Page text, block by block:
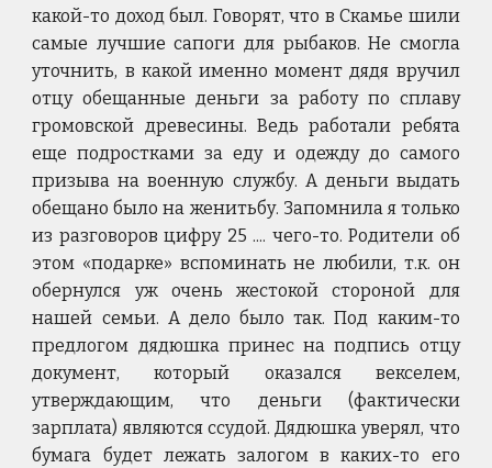
какой-то доход был. Говорят, что в Скамье шили
самые лучшие сапоги для рыбаков. Не смогла
уточнить, в какой именно момент дядя вручил
отцу обещанные деньги за работу по сплаву
громовской древесины. Ведь работали ребята
еще подростками за еду и одежду до самого
призыва на военную службу. А деньги выдать
обещано было на женитьбу. Запомнила я только
из разговоров цифру 25 .... чего-то. Родители об
этом «подарке» вспоминать не любили, т.к. он
обернулся уж очень жестокой стороной для
нашей семьи. А дело было так. Под каким-то
предлогом дядюшка принес на подпись отцу
документ, который оказался векселем,
утверждающим, что деньги (фактически
зарплата) являются ссудой. Дядюшка уверял, что
бумага будет лежать залогом в каких-то его